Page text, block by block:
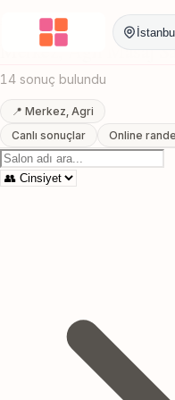
Anasayfa / Agri Merkez
Merkez, Agri Masaj
14 sonuç bulundu
📍 Merkez, Agri
Canlı sonuçlar
Online